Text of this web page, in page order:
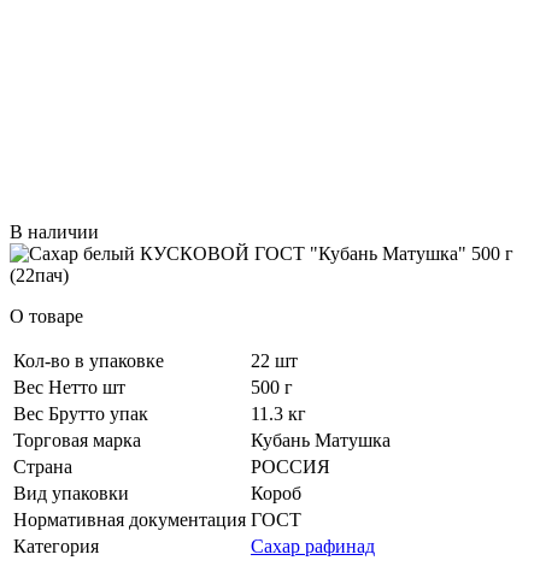
В наличии
О товаре
Кол-во в упаковке
22 шт
Вес Нетто шт
500 г
Вес Брутто упак
11.3 кг
Торговая марка
Кубань Матушка
Страна
РОССИЯ
Вид упаковки
Короб
Нормативная документация ГОСТ
Категория
Сахар рафинад